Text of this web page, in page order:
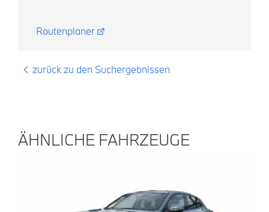
Routenplaner
zurück zu den Suchergebnissen
ÄHNLICHE FAHRZEUGE